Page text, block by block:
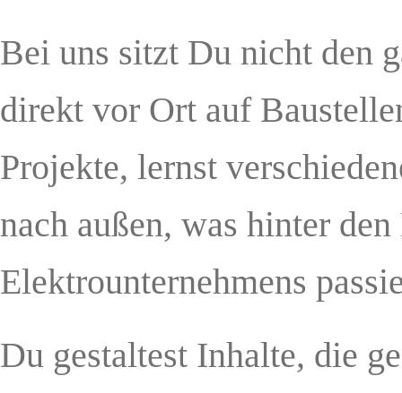
Bei uns sitzt Du nicht den
direkt vor Ort auf
Projekte, lernst
nach außen, was hinter
Elektrounternehmens
Du gestaltest Inhalte, die